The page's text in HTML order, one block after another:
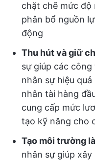
chặt chẽ mức độ
phân bổ nguồn
động
Thu hút và giữ
sự giúp các
nhân sự hiệu
nhân tài hàng
cung cấp mức
tạo kỹ năng cho
Tạo môi trường
nhân sự giúp